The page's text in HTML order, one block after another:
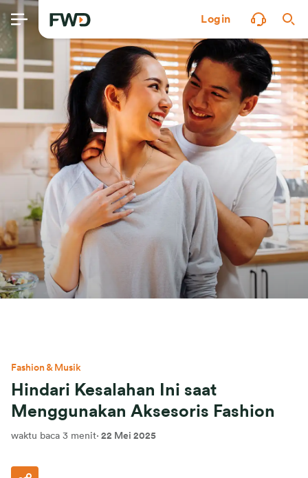
Login
Fashion & Musik
Hindari Kesalahan Ini saat
Menggunakan Aksesoris Fashion
waktu baca 3 menit· 22 Mei 2025